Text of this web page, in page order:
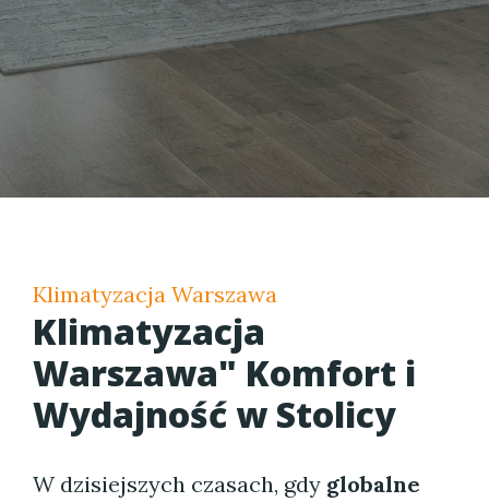
Klimatyzacja Warszawa
Klimatyzacja
Warszawa" Komfort i
Wydajność w Stolicy
W dzisiejszych czasach, gdy globalne